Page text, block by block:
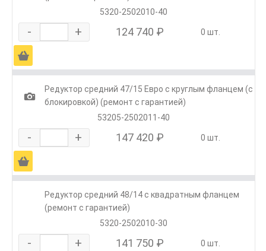
5320-2502010-40
- + 124 740 ₽ 0 шт.
Ä
1
Редуктор средний 47/15 Евро с круглым фланцем (с
блокировкой) (ремонт с гарантией)
53205-2502011-40
- + 147 420 ₽ 0 шт.
Ä
Редуктор средний 48/14 с квадратным фланцем
(ремонт с гарантией)
5320-2502010-30
- + 141 750 ₽ 0 шт.